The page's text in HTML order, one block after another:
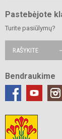
Pastebėjote
Turite pasiūlymų?
RAŠYKITE
Bendraukime